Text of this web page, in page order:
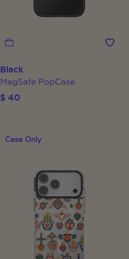
Black
MagSafe PopCase
$ 40
Case Only